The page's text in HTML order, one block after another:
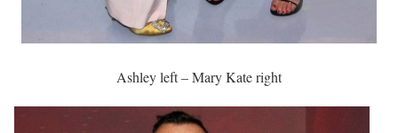
Ashley left – Mary Kate right